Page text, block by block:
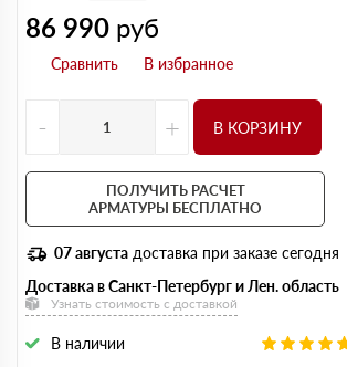
86 990 руб
- + В КОРЗИНУ
ПОЛУЧИТЬ РАСЧЕТ
АРМАТУРЫ БЕСПЛАТНО
07 августа доставка при заказе сегодня
Доставка в Санкт-Петербург и Лен. область
Узнать стоимость с доставкой
В наличии